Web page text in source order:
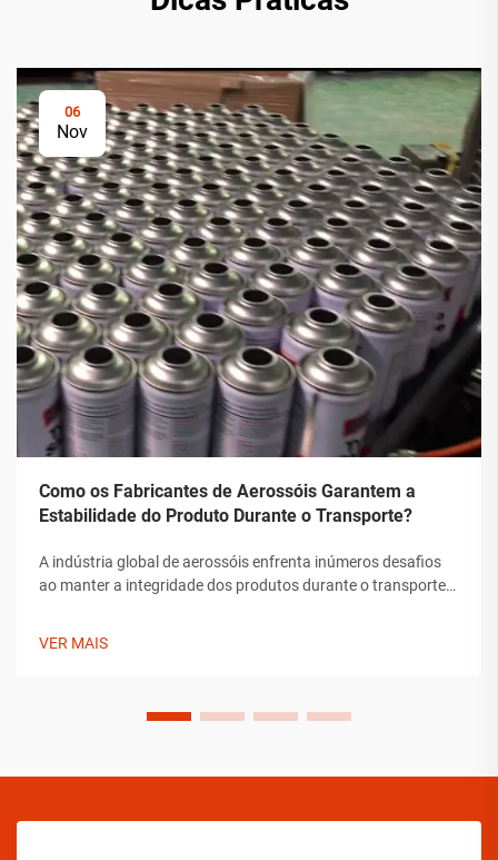
06
Nov
Como os Fabricantes de Aerossóis Garantem a
Estabilidade do Produto Durante o Transporte?
A indústria global de aerossóis enfrenta inúmeros desafios
ao manter a integridade dos produtos durante o transporte.
VER MAIS